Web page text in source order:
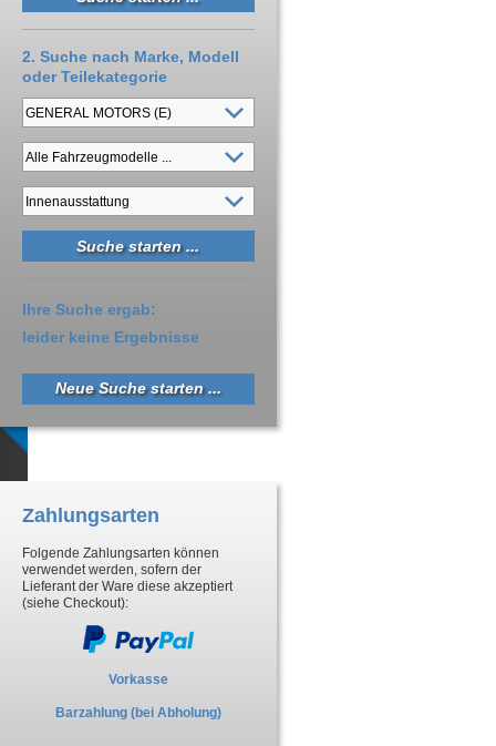
2. Suche nach Marke, Modell
oder Teilekategorie
Ihre Suche ergab:
leider keine Ergebnisse
Neue Suche starten ...
Zahlungsarten
Folgende Zahlungsarten können
verwendet werden, sofern der
Lieferant der Ware diese akzeptiert
(siehe Checkout):
Vorkasse
Barzahlung (bei Abholung)